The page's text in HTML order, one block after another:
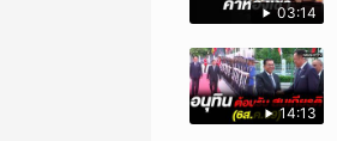
03:14
14:13